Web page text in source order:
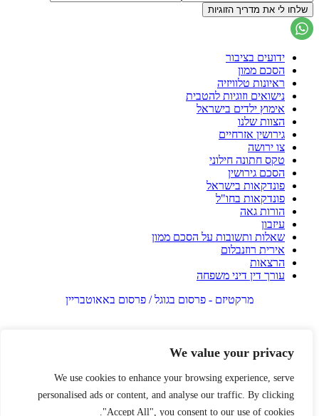
We value your privacy
We use cookies to enhance your browsing experience, serve
personalised ads or content, and analyse our traffic. By clicking
"Accept All", you consent to our use of cookies.
ידועים בציבור
הסכם ממון
ראיונות טלוויזיה
נישואים וזוגיות להטבית
אימוץ ילדים בישראל
הצוות שלנו
גירושין אזרחיים
צו ירושה
טקס חתונה חילוני
הסכם גירושין
פונדקאות בישראל
פונדקאות בחו"ל
הורות גאה
עיזבון
שאלות ותשובות על הסכם ממון
אירית רוזנבלום
הרצאות
עורך דין דיני משפחה
מרקטיזם - פרסום בגוגל / פרסום באאוטבריין